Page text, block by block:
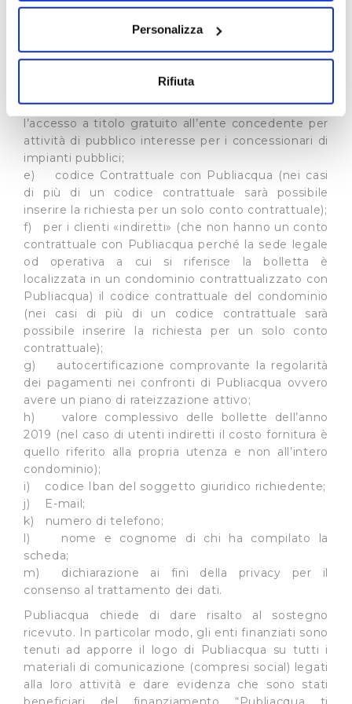
Con il tuo consenso, vorremmo anche:
raccogliere informazioni sulla tua posizione
Identificare il tuo dispositivo, scansionandolo
attivamente alla ricerca di caratteristiche specifiche
(impronte digitali).
Approfondisci come vengono elaborati i tuoi dati personali
e imposta le tue preferenze nellasezione dettagli. Puoi
modificare o ritirare il tuo consenso in qualsiasi momento
dalla Dichiarazione sui cookie.
Utilizziamo dei cookie tecnici necessari per rendere
fruibile il sito web abilitandone funzionalità di base quali
la navigazione sulle pagine e l'accesso alle aree
protette. In linea con le preferenze manifestate
dall’Utente e con i consensi dallo stesso prestati, i
cookie possono essere inoltre utilizzati per analizzare il
traffico sul nostro sito web, per personalizzare
contenuti ed annunci e per fornire funzionalità dei social
media, condividendo informazioni sul modo in cui
l’Utente utilizza il nostro sito con i nostri partner. Tali
soggetti, che si occupano di analisi dei dati web,
pubblicità e social media, potrebbero combinare le
informazioni ricevute con altre informazioni che l’Utente
ha fornito loro o che hanno raccolto dal suo utilizzo dei
loro servizi.
Cliccando su "Accetta tutti", l'Utente accetta di
sopra indicate.
Cliccando su "Personalizza" l’Utente può gestire
direttamente le proprie preferenze selezionando i
singoli cookie desiderati e le terze parti destinatarie
Personalizza
Rifiuta
b) codice fiscale;
d) autocertificazione comprovante lo svolgimento
di un servizio pubblico ovvero di garantire
l’accesso a titolo gratuito all’ente concedente per
attività di pubblico interesse per i concessionari di
impianti pubblici;
e) codice Contrattuale con Publiacqua (nei casi
di più di un codice contrattuale sarà possibile
inserire la richiesta per un solo conto contrattuale);
f) per i clienti «indiretti» (che non hanno un conto
contrattuale con Publiacqua perché la sede legale
od operativa a cui si riferisce la bolletta è
localizzata in un condominio contrattualizzato con
Publiacqua) il codice contrattuale del condominio
(nei casi di più di un codice contrattuale sarà
possibile inserire la richiesta per un solo conto
contrattuale);
g) autocertificazione comprovante la regolarità
dei pagamenti nei confronti di Publiacqua ovvero
avere un piano di rateizzazione attivo;
h) valore complessivo delle bollette dell’anno
2019 (nel caso di utenti indiretti il costo fornitura è
quello riferito alla propria utenza e non all’intero
condominio);
i) codice Iban del soggetto giuridico richiedente;
j) E-mail;
k) numero di telefono;
l) nome e cognome di chi ha compilato la
scheda;
m) dichiarazione ai fini della privacy per il
consenso al trattamento dei dati.
Publiacqua chiede di dare risalto al sostegno
ricevuto. In particolar modo, gli enti finanziati sono
tenuti ad apporre il logo di Publiacqua su tutti i
materiali di comunicazione (compresi social) legati
alla loro attività e dare evidenza che sono stati